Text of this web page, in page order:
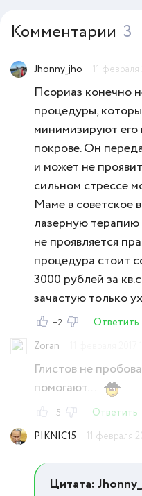
Комментарии 3
Jhonny_jho 11
Псориаз конечно
процедуры,
минимизируют
покрове. Он
и может не
сильном стрессе
Маме в советское
лазерную
не проявляется
процедура стоит
3000 рублей за
зачастую только
+2
Ответить
Zoran
Глистов не
помогают...
-5
Ответить
PIKNIC15
11 февраля
Цитата: